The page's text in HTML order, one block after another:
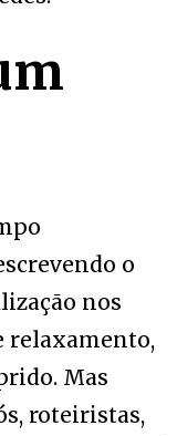
o
nos
relaxamento,
Mas
roteiristas,